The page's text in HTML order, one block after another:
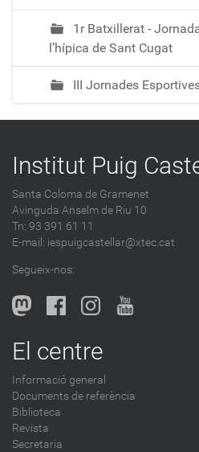
1r Batxillerat -
l’hípica de Sant Cugat
III Jornades
Institut Puig
Santa Coloma de Gramenet
Avinguda Anselm de Riu 10
Tn: 93 391 61 11
E-mail: iespuigcastellar@xtec.cat
Segueix-nos:
El centre
Informació general
Documents de referència
Biblioteca
Revista
Secretaria